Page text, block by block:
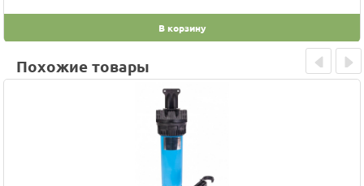
В корзину
Похожие товары
Prev Next